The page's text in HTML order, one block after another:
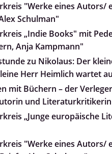
"Werke eines Autors/
Schulman"
„Indie Books" mit
Anja Kampmann"
zu Nikolaus: Der
Herr Heimlich wartet
mit Büchern – der
und
„Junge europäische
"Werke eines Autors/